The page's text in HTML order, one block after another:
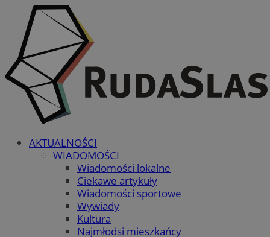
AKTUALNOŚCI
WIADOMOŚCI
Wiadomości lokalne
Ciekawe artykuły
Wiadomości sportowe
Wywiady
Kultura
Najmłodsi mieszkańcy